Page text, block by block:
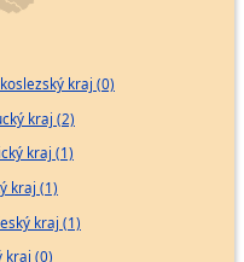
kraj (0)
kraj (2)
kraj (1)
kraj (1)
kraj (1)
kraj (0)